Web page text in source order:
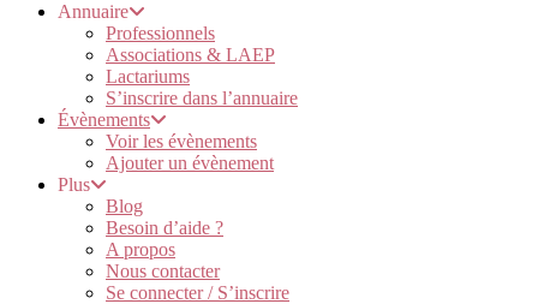
Annuaire
Professionnels
Associations & LAEP
Lactariums
S’inscrire dans l’annuaire
Évènements
Voir les évènements
Ajouter un évènement
Plus
Blog
Besoin d’aide ?
A propos
Nous contacter
Se connecter / S’inscrire